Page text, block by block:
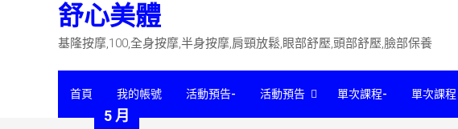
舒心美體
基隆按摩,100,全身按摩,半身按摩,肩頸放鬆,眼部舒壓,頭部舒壓,臉部保養
首頁 我的帳號 活動預告- 活動預告 單次課程- 單次課程
5 月